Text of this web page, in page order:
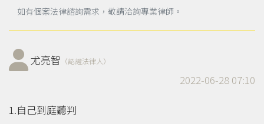
如有個案法律諮詢需求，敬請洽詢專業律師。
尤亮智 （認證法律人）
2022-06-28 07:10
1.自己到庭聽判